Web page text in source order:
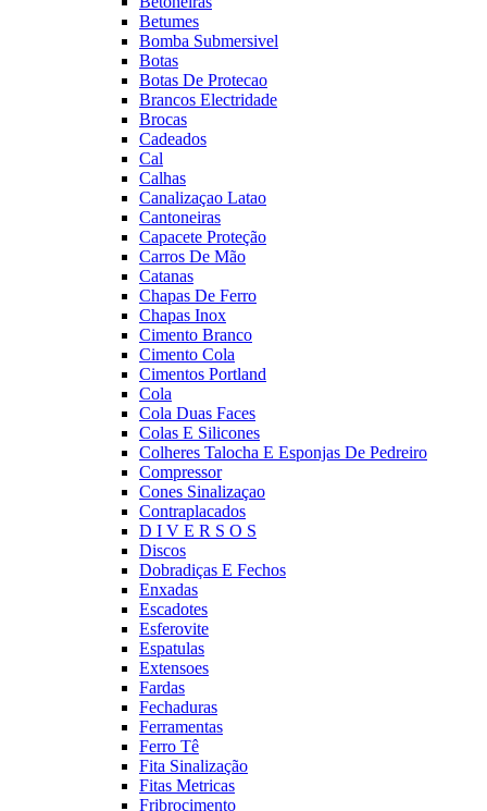
Betumes
Bomba Submersivel
Botas
Botas De Protecao
Brancos Electridade
Brocas
Cadeados
Cal
Calhas
Canalizaçao Latao
Cantoneiras
Capacete Proteção
Carros De Mão
Catanas
Chapas De Ferro
Chapas Inox
Cimento Branco
Cimento Cola
Cimentos Portland
Cola
Cola Duas Faces
Colas E Silicones
Colheres Talocha E Esponjas De Pedreiro
Compressor
Cones Sinalizaçao
Contraplacados
D I V E R S O S
Discos
Dobradiças E Fechos
Enxadas
Escadotes
Esferovite
Espatulas
Extensoes
Fardas
Fechaduras
Ferramentas
Ferro Tê
Fita Sinalização
Fitas Metricas
Fribrocimento